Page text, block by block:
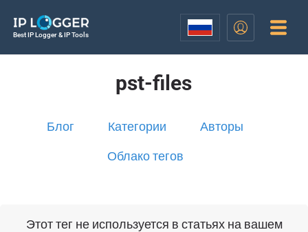
Best IP Logger & IP Tools
pst-files
Блог Категории Авторы
Облако тегов